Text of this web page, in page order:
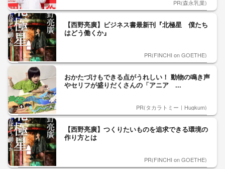
PR(森永乳業)
【西野亮廣】ビジネス書最新刊『北極星 僕たち
はどう働くか』
PR(FINCHI on GOETHE)
おかたづけもできる点がうれしい！ 動物の鳴き声
やセリフが盛りだくさんの「アニア ...
PR(タカラトミー｜Hugkum)
【西野亮廣】つくりたいものを追求できる環境の
作り方とは
PR(FINCHI on GOETHE)